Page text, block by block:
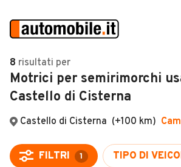
Auto
Auto usate
Auto Km 0
Auto Nuove
VENDI
MAGAZINE
ACCEDI
8 risultati per
Motrici per semirimorchi
Castello di Cisterna
Castello di Cisterna (+100 km)
FILTRI 1 TIPO DI